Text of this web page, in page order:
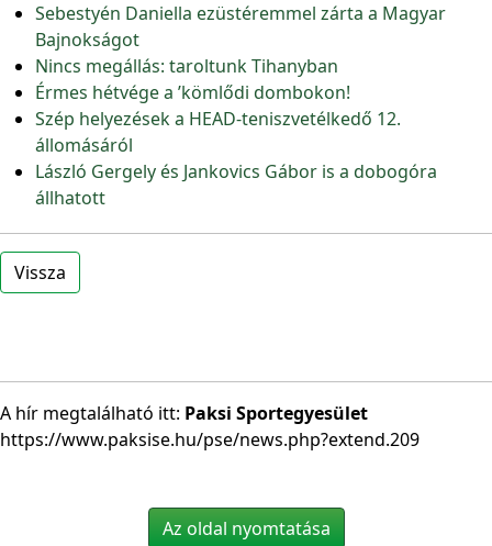
Sebestyén Daniella ezüstéremmel zárta a Magyar
Bajnokságot
Nincs megállás: taroltunk Tihanyban
Érmes hétvége a ’kömlődi dombokon!
Szép helyezések a HEAD-teniszvetélkedő 12.
állomásáról
László Gergely és Jankovics Gábor is a dobogóra
állhatott
Vissza
A hír megtalálható itt: Paksi Sportegyesület
https://www.paksise.hu/pse/news.php?extend.209
Az oldal nyomtatása